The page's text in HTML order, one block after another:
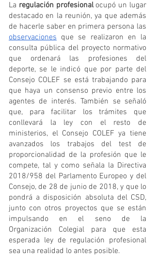
La regulación profesional ocupó un lugar
destacado en la reunión, ya que además
observaciones que se realizaron en la
consulta pública del proyecto normativo
que ordenará las profesiones del
deporte, se le indicó que por parte del
Consejo COLEF se está trabajando para
que haya un consenso previo entre los
agentes de interés. También se señaló
que, para facilitar los trámites que
conllevará la ley con el resto de
ministerios, el Consejo COLEF ya tiene
avanzados los trabajos del test de
proporcionalidad de la profesión que le
compete, tal y como señala la Directiva
2018/958 del Parlamento Europeo y del
Consejo, de 28 de junio de 2018, y que lo
pondrá a disposición absoluta del CSD,
junto con otros proyectos que se están
impulsando en el seno de la
Organización Colegial para que esta
esperada ley de regulación profesional
sea una realidad lo antes posible.